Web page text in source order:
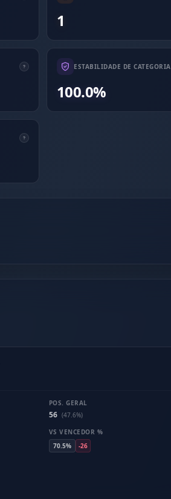
1
ESTABILIDADE DE CATEGORIA
100.0%
POS. GERAL
56 (47.6%)
VS VENCEDOR %
70.5%
-26